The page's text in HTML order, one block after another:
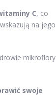
C, co
na jego
mikroflory
swoje